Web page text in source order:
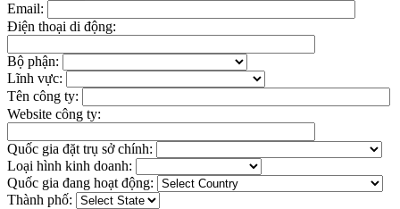
Email:
Điện thoại di động:
Bộ phận:
Lĩnh vực:
Tên công ty:
Website công ty:
Quốc gia đặt trụ sở chính:
Loại hình kinh doanh:
Quốc gia đang hoạt động:
Thành phố: